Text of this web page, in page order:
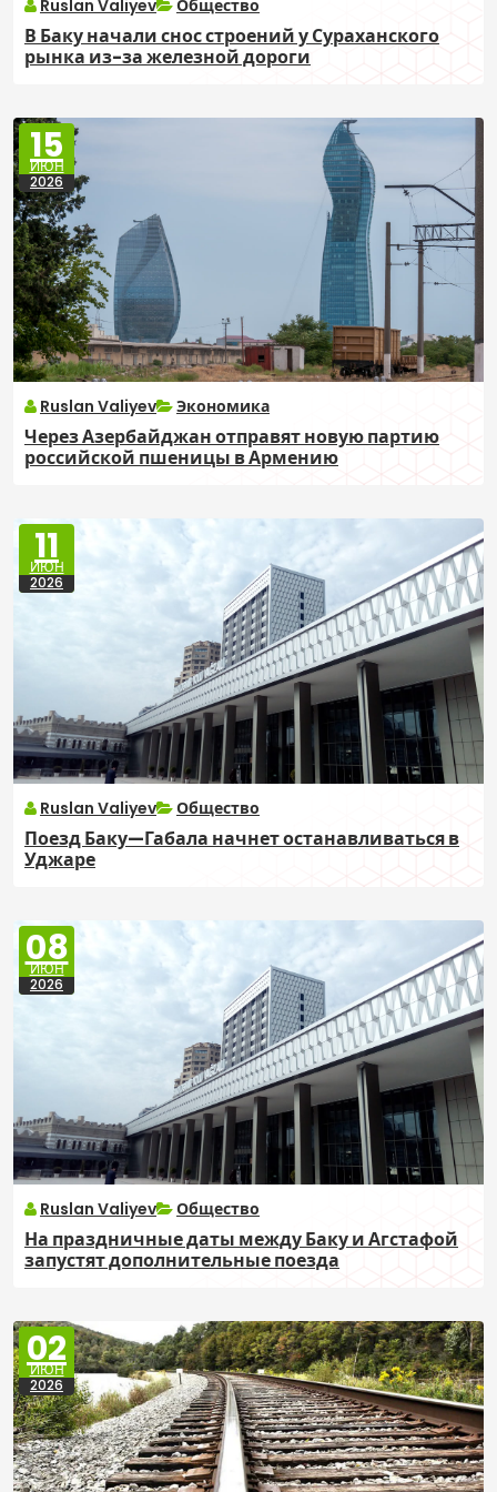
Ruslan Valiyev Общество
В Баку начали снос строений у Сураханского
рынка из-за железной дороги
15
ИЮН
2026
Ruslan Valiyev Экономика
Через Азербайджан отправят новую партию
российской пшеницы в Армению
11
ИЮН
2026
Ruslan Valiyev Общество
Поезд Баку—Габала начнет останавливаться в
Уджаре
08
ИЮН
2026
Ruslan Valiyev Общество
На праздничные даты между Баку и Агстафой
запустят дополнительные поезда
02
ИЮН
2026